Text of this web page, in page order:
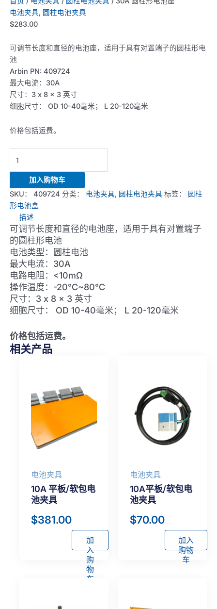
电池夹具, 圆柱电池夹具
$283.00
可调节长度和直径的电池座，适用于具有对置端子的圆柱形电
池
Arbin PN: 409724
最大电流：30A
尺寸：3 x 8 x 3 英寸
细胞尺寸： OD 10-40毫米； L 20-120毫米
价格包括运费。
Cylindrical
Battery
Holder
数
量
加入购物车
SKU： 409724 分类： 电池夹具, 圆柱电池夹具 标签：
圆柱
形电池盒
描述
可调节长度和直径的电池座，适用于具有对置端子
的圆柱形电池
电池类型：圆柱电池
最大电流：30A
电路电阻：<10mΩ
操作温度：-20°C~80°C
尺寸：3 x 8 x 3 英寸
细胞尺寸： OD 10-40毫米； L 20-120毫米
价格包括运费。
相关产品
电池夹具
10A 平板/软包电
池夹具
$381.00
加
入
购
物
车
电池夹具
10A平板/软包电
池夹具
$70.00
加入
购物
车